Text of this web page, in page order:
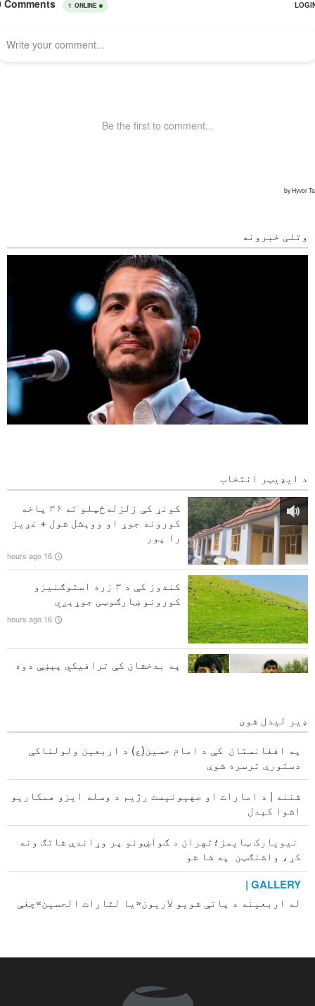
وتلی خبرونه
د ایران او پاکستان د ګډې اقتصادي کمېټې لسمه غونډه
پای ته ورسېده
صنعا ریاض ته ډېر سخت خبرداری ورکړ
پزشکیان: موږ د خبرو اترو په بهیر کې د فلسطیني مشرانو
له هرې پرېکړې ملاتړ کوو
شننه | د امارات او صهیونیست رژیم د وسله ایزو همکاریو
اشوا کېدل
د ایډیټر انتخاب
کونړ کې زلزله‌ځپلو ته ۳۶ پاخه
کورونه جوړ او ووېشل شول + غږیز
را پور
16 hours ago
کندوز کې د ۳ زره استوګنیزو
کورونو ښارګوټی جوړېږي
16 hours ago
په بدخشان کې ترافیکي پېښې دوه
ډیر لیدل شوی
په افغانستان کې د امام حسین(ع) د اربعین ولولناکې
دستورې ترسره شوې
شننه | د امارات او صهیونیست رژیم د وسله ایزو همکاریو
اشوا کېدل
نیویارک ټایمز؛تهران د ګواښونو پر وړاندې شاتګ ونه
کړ، واشنګټن په شا شو
GALLERY |
له اربعینه د پاتې شویو لاریون«یا لثارات الحسین»چغې
د ايران له لوري د هرات–مزارشریف رېل پټلۍ له پروژې